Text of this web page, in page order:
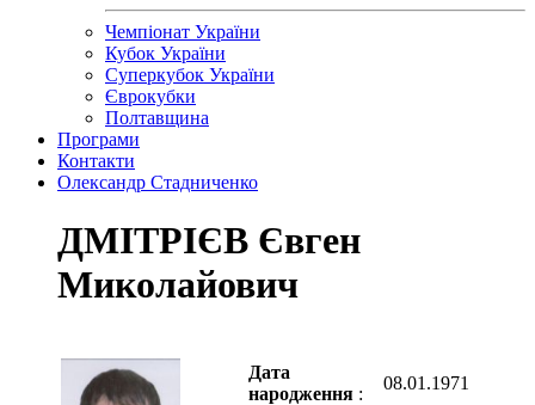
Чемпіонат України
Кубок України
Суперкубок України
Єврокубки
Полтавщина
Програми
Контакти
Олександр Стадниченко
ДМІТРІЄВ Євген
Миколайович
Дата
народження :
08.01.1971